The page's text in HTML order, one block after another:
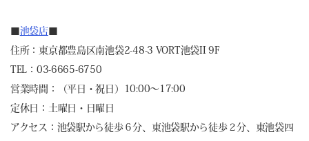
池袋店
住所：東京都豊島区南池袋2-48-3 VORT池袋II 9F
TEL：03-6665-6750
営業時間：（平日・祝日）10:00～17:00
定休日：土曜日・日曜日
アクセス：池袋駅から徒歩６分、東池袋駅から徒歩２分、東池袋四